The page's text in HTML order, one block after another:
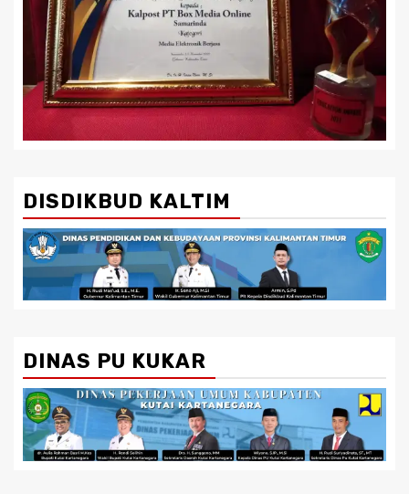
DISDIKBUD KALTIM
DINAS PU KUKAR